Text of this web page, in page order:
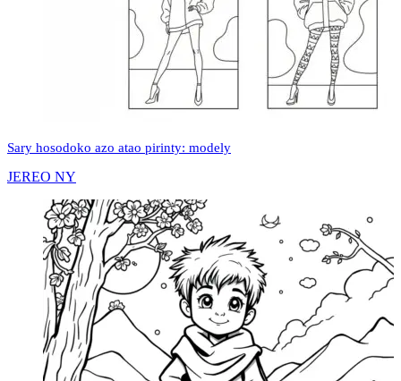
Sary hosodoko azo atao pirinty: modely
JEREO NY